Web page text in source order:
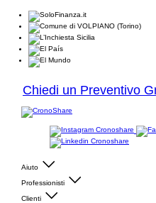
Chiedi un Preventivo
Aiuto
Professionisti
Clienti